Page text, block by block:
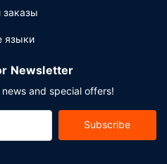
языки
Newsletter
and special offers!
Subscribe